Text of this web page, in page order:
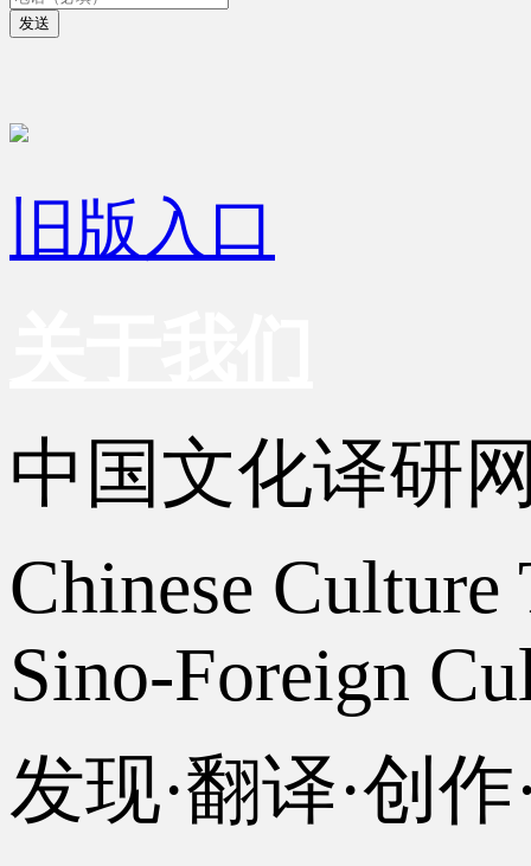
发送
旧版入口
中国文化译研
Chinese
Sino-Foreign
发现·翻译·创